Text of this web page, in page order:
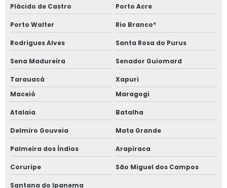
Plácido de Castro Porto Acre
Porto Walter Rio Branco*
Rodrigues Alves Santa Rosa do Purus
Sena Madureira Senador Guiomard
Tarauacá
Xapuri
Maceió
Maragogi
Atalaia Batalha
Delmiro Gouveia Mata Grande
Palmeira dos Índios Arapiraca
Coruripe São Miguel dos Campos
Santana do Ipanema